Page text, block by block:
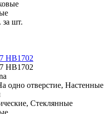
шт.
HB1702
HB1702
одно отверстие, Настенные
Стеклянные